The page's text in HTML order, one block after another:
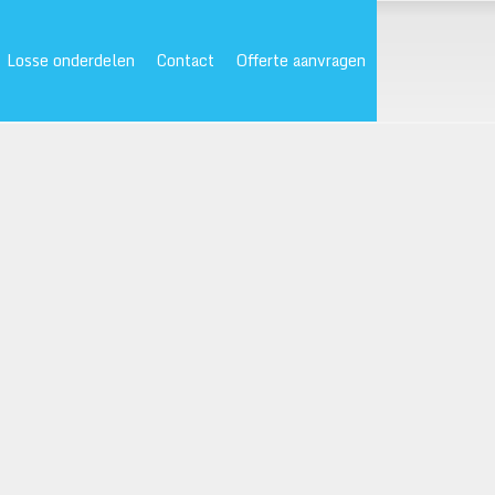
Losse onderdelen Contact Offerte aanvragen